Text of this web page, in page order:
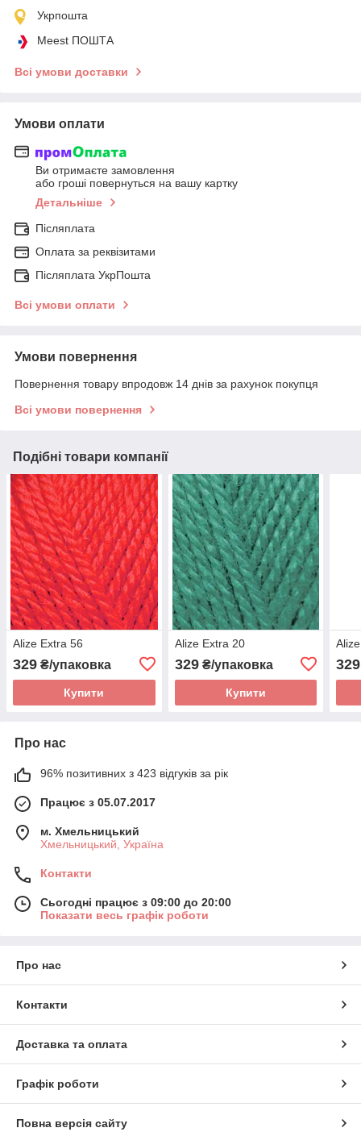
Укрпошта
Meest ПОШТА
Всі умови доставки
Умови оплати
Ви отримаєте замовлення
або гроші повернуться на вашу картку
Детальніше
Післяплата
Оплата за реквізитами
Післяплата УкрПошта
Всі умови оплати
Умови повернення
Повернення товару впродовж 14 днів за рахунок покупця
Всі умови повернення
Подібні товари компанії
Alize Extra 56
329 ₴/упаковка
Купити
Alize Extra 20
329₴/упаковка
Купити
329
Про нас
96% позитивних з 423 відгуків за рік
Працює з 05.07.2017
м. Хмельницький
Хмельницький, Україна
Контакти
Сьогодні працює з 09:00 до 20:00
Показати весь графік роботи
Про нас
Контакти
Доставка та оплата
Графік роботи
Повна версія сайту